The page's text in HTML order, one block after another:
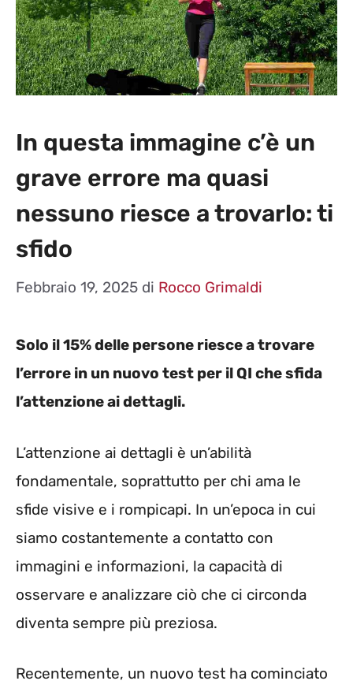
In questa immagine c’è un
grave errore ma quasi
nessuno riesce a trovarlo: ti
sfido
Febbraio 19, 2025 di Rocco Grimaldi
Solo il 15% delle persone riesce a trovare
l’errore in un nuovo test per il QI che sfida
l’attenzione ai dettagli.
L’attenzione ai dettagli è un’abilità
fondamentale, soprattutto per chi ama le
sfide visive e i rompicapi. In un’epoca in cui
siamo costantemente a contatto con
immagini e informazioni, la capacità di
osservare e analizzare ciò che ci circonda
diventa sempre più preziosa.
Recentemente, un nuovo test ha cominciato